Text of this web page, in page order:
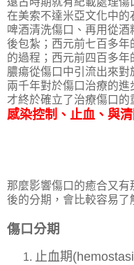
在美索不達米亞文化中的
啤酒清洗傷口、再用從
後包紮；西元前七百多
的過程；西元前四百多
膿瘍從傷口中引流出來
兩千年對於傷口治療的進
才終於確立了治療傷口的
感染控制 、止血 、與
那麼影響傷口的癒合又
後的分期，會比較容易了
傷口分期
止血期